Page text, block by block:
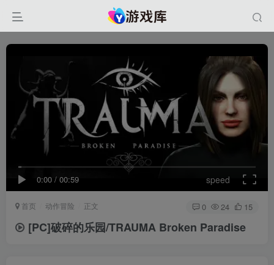
0:00 / 00:59 speed
首页 动作冒险 正文 0 24 15
[PC]破碎的乐园/TRAUMA Broken Paradise